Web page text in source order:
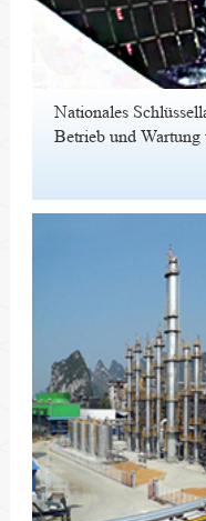
Nationales
Betrieb und Wartung